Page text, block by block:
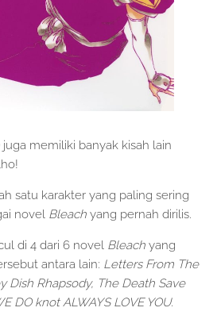
juga memiliki banyak kisah lain
satu karakter yang paling sering
novel Bleach yang pernah dirilis.
di 4 dari 6 novel Bleach yang
antara lain: Letters From The
Dish Rhapsody, The Death Save
DO knot ALWAYS LOVE YOU.